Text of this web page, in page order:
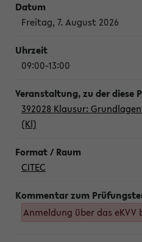
Freitag, 7. August 2026
09:00-13:00
392028 Klausur:
(Kl)
CITEC
Anmeldung über das eKVV